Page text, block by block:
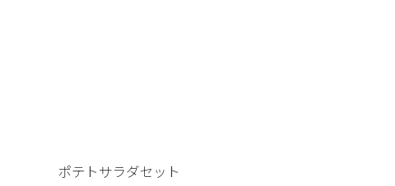
ポテトサラダセット